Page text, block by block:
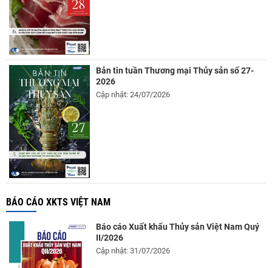
Bản tin tuần Thương mại Thủy sản số 27-
2026
Cập nhật: 24/07/2026
BÁO CÁO XKTS VIỆT NAM
Báo cáo Xuất khẩu Thủy sản Việt Nam Quý
II/2026
Cập nhật: 31/07/2026